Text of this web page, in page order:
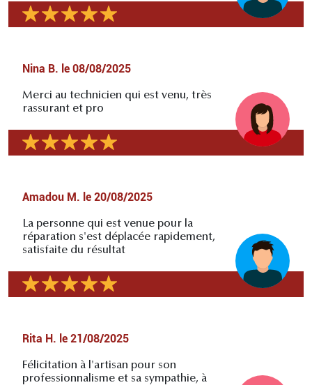
Nina B. le 08/08/2025
Merci au technicien qui est venu, très
rassurant et pro
Amadou M. le 20/08/2025
La personne qui est venue pour la
réparation s'est déplacée rapidement,
satisfaite du résultat
Rita H. le 21/08/2025
Félicitation à l'artisan pour son
professionnalisme et sa sympathie, à